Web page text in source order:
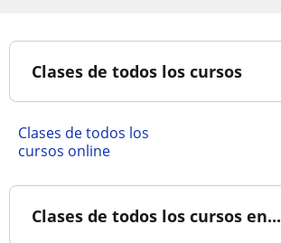
Clases de todos los cursos
Clases de todos los
cursos online
Clases de todos los cursos en...